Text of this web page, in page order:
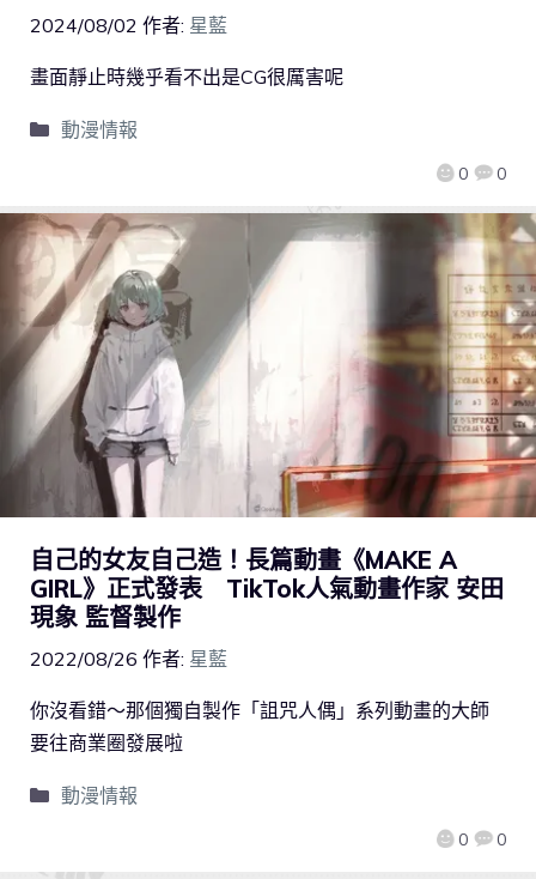
2024/08/02 作者: 星藍
0 0
畫面靜止時幾乎看不出是CG很厲害呢
動漫情報
自己的女友自己造！長篇動畫《MAKE A
GIRL》正式發表 TikTok人氣動畫作家 安田
現象 監督製作
2022/08/26 作者: 星藍
0 0
你沒看錯～那個獨自製作「詛咒人偶」系列動畫的大師
要往商業圈發展啦
動漫情報